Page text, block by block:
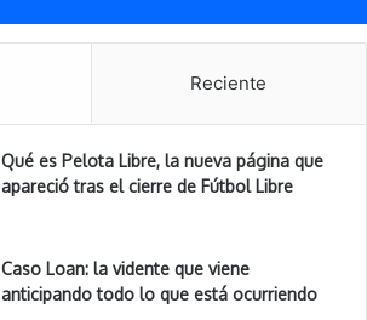
Reciente
Qué es Pelota Libre, la nueva página que
apareció tras el cierre de Fútbol Libre
Caso Loan: la vidente que viene
anticipando todo lo que está ocurriendo